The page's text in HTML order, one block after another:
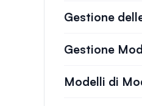
Gestione
Gestione
Modelli di